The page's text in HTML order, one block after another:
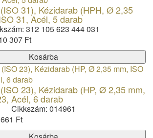
31), Kézidarab (HPH, Ø 2,35
31, Acél, 5 darab
312 105 623 444 031
307 Ft
Kosárba
23), Kézidarab (HP, Ø 2,35 mm,
Acél, 6 darab
Cikkszám: 014961
Ft